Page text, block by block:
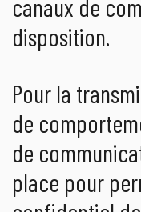
canaux de
disposition.
Pour la
de
de
place pour